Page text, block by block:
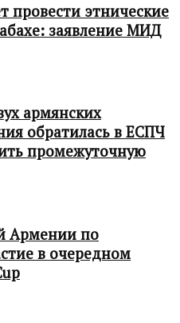
провести этнические
заявление МИД
армянских
обратилась в ЕСПЧ
промежуточную
Армении по
в очередном